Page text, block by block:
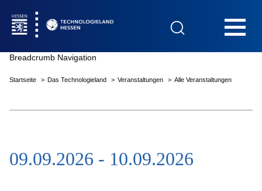
Das Technologieland
Breadcrumb Navigation
Startseite Das Technologieland Veranstaltungen Alle Veranstaltungen
09.09.2026 - 10.09.2026